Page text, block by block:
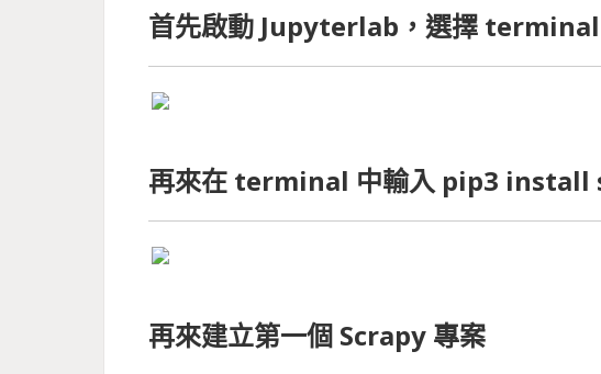
首先啟動 Jupyterlab，選擇 terminal
再來在 terminal 中輸入 pip3 install
再來建立第一個 Scrapy 專案